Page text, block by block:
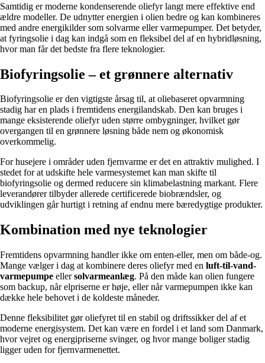
Samtidig er moderne kondenserende oliefyr langt mere effektive end
ældre modeller. De udnytter energien i olien bedre og kan kombineres
med andre energikilder som solvarme eller varmepumper. Det betyder,
at fyringsolie i dag kan indgå som en fleksibel del af en hybridløsning,
hvor man får det bedste fra flere teknologier.
Biofyringsolie – et grønnere alternativ
Biofyringsolie er den vigtigste årsag til, at oliebaseret opvarmning
stadig har en plads i fremtidens energilandskab. Den kan bruges i
mange eksisterende oliefyr uden større ombygninger, hvilket gør
overgangen til en grønnere løsning både nem og økonomisk
overkommelig.
For husejere i områder uden fjernvarme er det en attraktiv mulighed. I
stedet for at udskifte hele varmesystemet kan man skifte til
biofyringsolie og dermed reducere sin klimabelastning markant. Flere
leverandører tilbyder allerede certificerede biobrændsler, og
udviklingen går hurtigt i retning af endnu mere bæredygtige produkter.
Kombination med nye teknologier
Fremtidens opvarmning handler ikke om enten-eller, men om både-og.
Mange vælger i dag at kombinere deres oliefyr med en luft-til-vand-
varmepumpe ellersolvarmeanlæg. På den måde kan olien fungere
som backup, når elpriserne er høje, eller når varmepumpen ikke kan
dække hele behovet i de koldeste måneder.
Denne fleksibilitet gør oliefyret til en stabil og driftssikker del af et
moderne energisystem. Det kan være en fordel i et land som Danmark,
hvor vejret og energipriserne svinger, og hvor mange boliger stadig
ligger uden for fjernvarmenettet.